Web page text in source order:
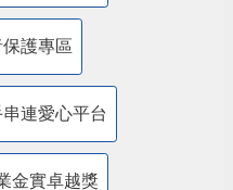
護專區
連愛心平台
金實卓越獎